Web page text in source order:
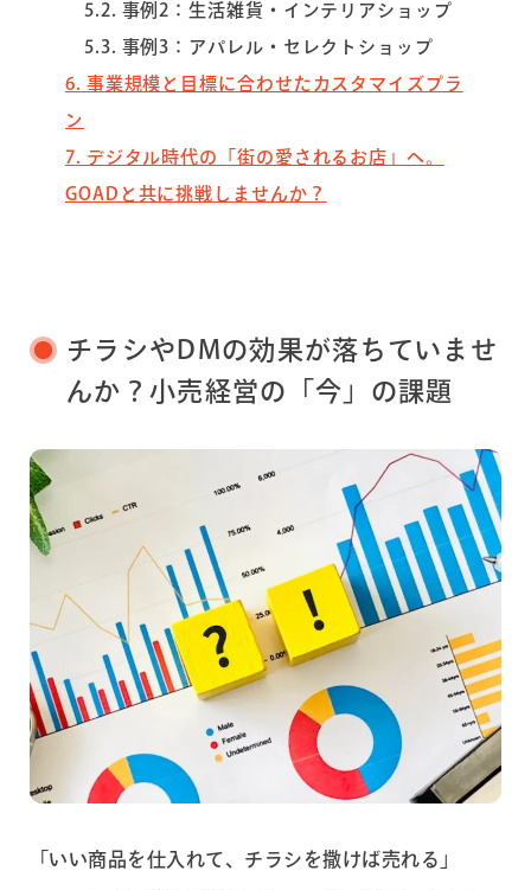
5.2 事例2：生活雑貨・インテリアショップ
5.3 事例3：アパレル・セレクトショップ
6 事業規模と目標に合わせたカスタマイズプラ
ン
7 デジタル時代の「街の愛されるお店」へ。
GOADと共に挑戦しませんか？
チラシやDMの効果が落ちていませ
んか？小売経営の「今」の課題
「いい商品を仕入れて、チラシを撒けば売れる」